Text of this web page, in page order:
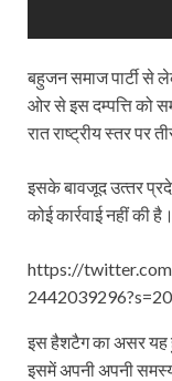
बहुजन समाज पार्टी से
ओर से इस दम्‍पत्ति को
रात राष्‍ट्रीय स्‍तर पर
इसके बावजूद उत्‍तर
कोई कार्रवाई नहीं की है।
https://
2442039296?s=20
इस हैशटैग का असर यह
इसमें अपनी अपनी